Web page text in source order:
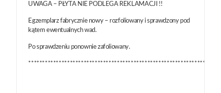
UWAGA – PŁYTA NIE PODLEGA REKLAMACJI !!
Egzemplarz fabrycznie nowy – rozfoliowany i sprawdzony pod
kątem ewentualnych wad.
Po sprawdzeniu ponownie zafoliowany.